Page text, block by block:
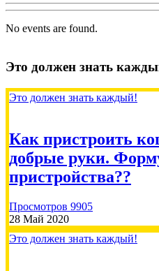
Татьяна
500.00 RUB
Елена
Сбор на вакцины кошкам
No events are found.
Это должен знать
Это должен знать каждый!
Как пристроить
добрые руки.
пристройства??
Просмотров 9905
28 Май 2020
Это должен знать каждый!